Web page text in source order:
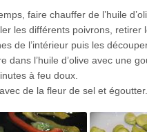
faire chauffer de l’huile
les différents poivrons, retirer
de l’intérieur puis les
dans l’huile d’olive avec une
à feu doux.
de la fleur de sel et égoutter.